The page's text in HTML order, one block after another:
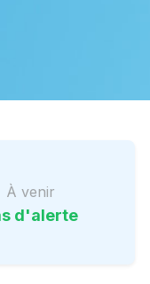
À venir
d'alerte